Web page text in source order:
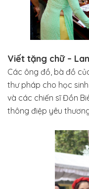
Viết tặng chữ –
Các ông đồ, bà đồ
thư pháp cho học
và các chiến sĩ Đồn
thông điệp yêu